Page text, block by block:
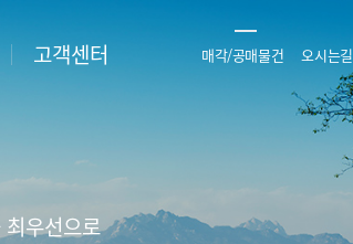
고객센터
당 직원 찾기
매각/공매물건 오시는길
우선으로